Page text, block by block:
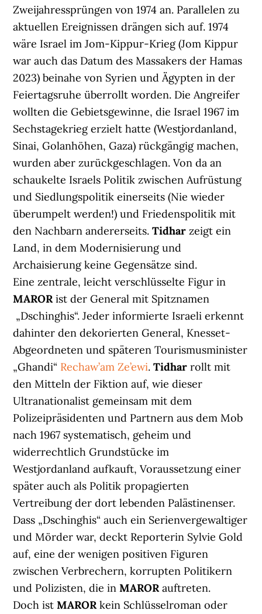
Zweijahressprüngen von 1974 an. Parallelen zu
aktuellen Ereignissen drängen sich auf. 1974
wäre Israel im Jom-Kippur-Krieg (Jom Kippur
war auch das Datum des Massakers der Hamas
2023) beinahe von Syrien und Ägypten in der
Feiertagsruhe überrollt worden. Die Angreifer
wollten die Gebietsgewinne, die Israel 1967 im
Sechstagekrieg erzielt hatte (Westjordanland,
Sinai, Golanhöhen, Gaza) rückgängig machen,
wurden aber zurückgeschlagen. Von da an
schaukelte Israels Politik zwischen Aufrüstung
und Siedlungspolitik einerseits (Nie wieder
überumpelt werden!) und Friedenspolitik mit
den Nachbarn andererseits.Tidharzeigt ein
Land, in dem Modernisierung und
Archaisierung keine Gegensätze sind.
Eine zentrale, leicht verschlüsselte Figur in
MARORist der General mit Spitznamen
„Dschinghis“. Jeder informierte Israeli erkennt
dahinter den dekorierten General, Knesset-
Abgeordneten und späteren Tourismusminister
„Ghandi“ Rechaw’am Ze’ewi.Tidharrollt mit
den Mitteln der Fiktion auf, wie dieser
Ultranationalist gemeinsam mit dem
Polizeipräsidenten und Partnern aus dem Mob
nach 1967 systematisch, geheim und
widerrechtlich Grundstücke im
Westjordanland aufkauft, Voraussetzung einer
später auch als Politik propagierten
Vertreibung der dort lebenden Palästinenser.
Dass „Dschinghis“ auch ein Serienvergewaltiger
und Mörder war, deckt Reporterin Sylvie Gold
auf, eine der wenigen positiven Figuren
zwischen Verbrechern, korrupten Politikern
und Polizisten, die inMARORauftreten.
Doch istMARORkein Schlüsselroman oder